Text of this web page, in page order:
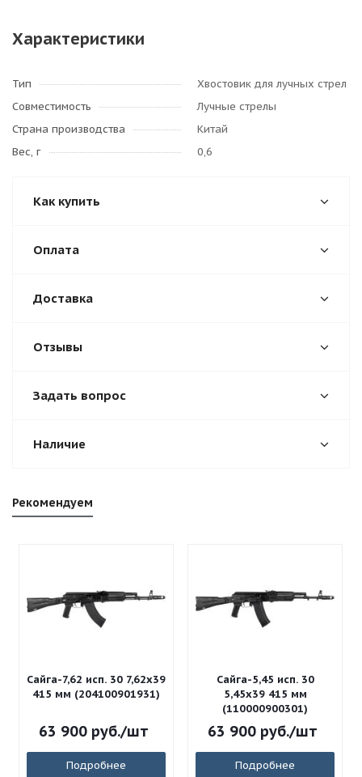
Характеристики
Тип
Хвостовик для лучных стрел
Совместимость
Лучные стрелы
Страна производства
Китай
Вес, г
0,6
Как купить
Оплата
Доставка
Отзывы
Задать вопрос
Наличие
Рекомендуем
Сайга-7,62 исп. 30 7,62x39
415 мм (204100901931)
63 900руб./шт
Подробнее
Сайга-5,45 исп. 30
5,45x39 415 мм
(110000900301)
63 900руб./шт
Подробнее